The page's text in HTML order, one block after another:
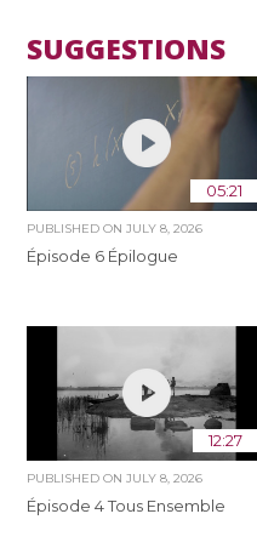
SUGGESTIONS
05:21
PUBLISHED ONJULY 8, 2026
Épisode 6 Épilogue
12:27
PUBLISHED ONJULY 8, 2026
Épisode 4 Tous Ensemble